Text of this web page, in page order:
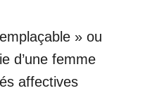
» ou
d’une femme
affectives